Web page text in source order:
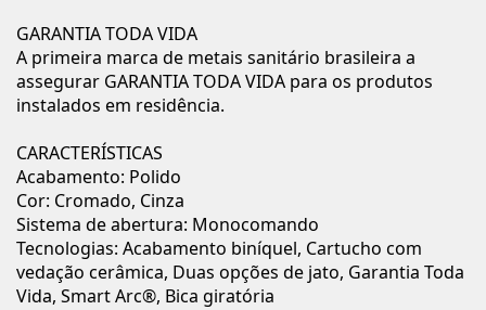
GARANTIA TODA VIDA
A primeira marca de metais sanitário brasileira a
assegurar GARANTIA TODA VIDA para os produtos
instalados em residência.
CARACTERÍSTICAS
Acabamento: Polido
Cor: Cromado, Cinza
Sistema de abertura: Monocomando
Tecnologias: Acabamento biníquel, Cartucho com
vedação cerâmica, Duas opções de jato, Garantia Toda
Vida, Smart Arc®, Bica giratória